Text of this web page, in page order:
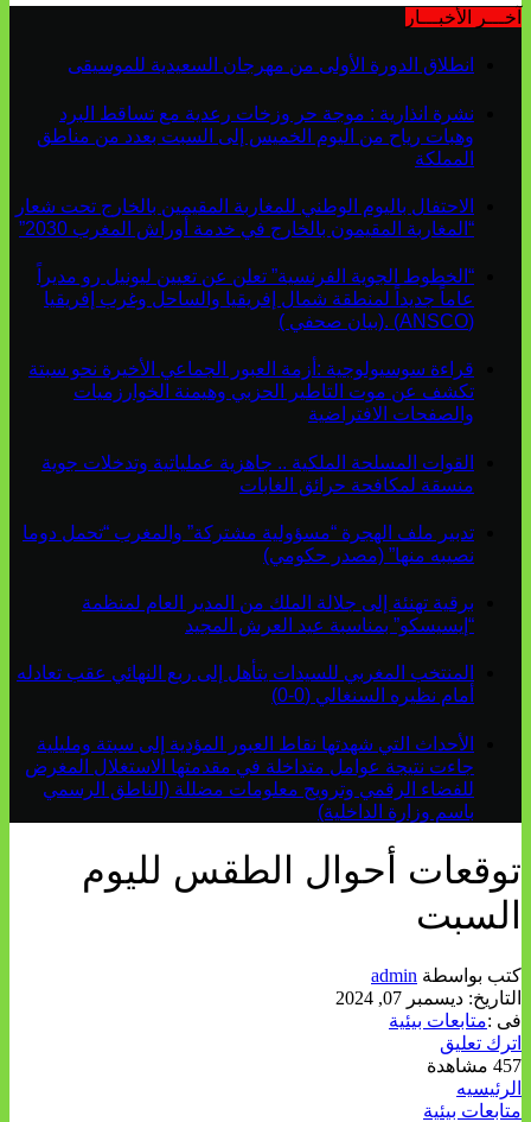
آخـــر الأخبـــار
انطلاق الدورة الأولى من مهرجان السعيدية للموسيقى
نشرة انذارية : موجة حر وزخات رعدية مع تساقط البرد
وهبات رياح من اليوم الخميس إلى السبت بعدد من مناطق
المملكة
الاحتفال باليوم الوطني للمغاربة المقيمين بالخارج تحت شعار
“المغاربة المقيمون بالخارج في خدمة أوراش المغرب 2030”
“الخطوط الجوية الفرنسية” تعلن عن تعيين ليونيل رو مديراً
عاماً جديداً لمنطقة شمال إفريقيا والساحل وغرب إفريقيا
(ANSCO) .(بيان صحفي )
قراءة سوسيولوجية :أزمة العبور الجماعي الأخيرة نحو سبتة
تكشف عن موت التاطير الحزبي وهيمنة الخوارزميات
والصفحات الافتراضية
القوات المسلحة الملكية .. جاهزية عملياتية وتدخلات جوية
منسقة لمكافحة حرائق الغابات
تدبير ملف الهجرة “مسؤولية مشتركة” والمغرب “تحمل دوما
نصيبه منها” (مصدر حكومي)
برقية تهنئة إلى جلالة الملك من المدير العام لمنظمة
“إيسيسكو” بمناسبة عيد العرش المجيد
المنتخب المغربي للسيدات يتأهل إلى ربع النهائي عقب تعادله
أمام نظيره السنغالي (0-0)
الأحداث التي شهدتها نقاط العبور المؤدية إلى سبتة ومليلية
جاءت نتيجة عوامل متداخلة في مقدمتها الاستغلال المغرض
للفضاء الرقمي وترويج معلومات مضللة (الناطق الرسمي
باسم وزارة الداخلية)
توقعات أحوال الطقس لليوم
السبت
كتب بواسطة admin
التاريخ: ديسمبر 07, 2024
فى :متابعات بيئية
اترك تعليق
457 مشاهدة
الرئيسيه
متابعات بيئية